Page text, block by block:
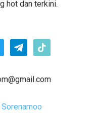
hot dan terkini.
telegramtiktok
Sorenamoo